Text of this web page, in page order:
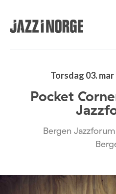
Torsdag 03.
Pocket
Bergen